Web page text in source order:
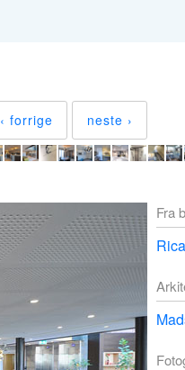
‹ forrige neste ›
Fra